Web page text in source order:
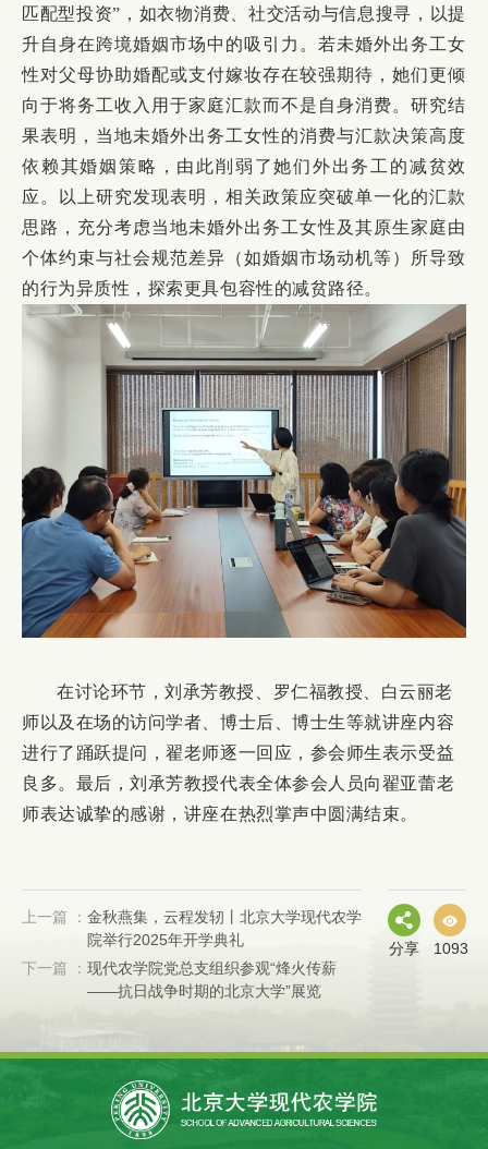
匹配型投资”，如衣物消费、社交活动与信息搜寻，以提
升自身在跨境婚姻市场中的吸引力。若未婚外出务工女
性对父母协助婚配或支付嫁妆存在较强期待，她们更倾
向于将务工收入用于家庭汇款而不是自身消费。研究结
果表明，当地未婚外出务工女性的消费与汇款决策高度
依赖其婚姻策略，由此削弱了她们外出务工的减贫效
应。以上研究发现表明，相关政策应突破单一化的汇款
思路，充分考虑当地未婚外出务工女性及其原生家庭由
个体约束与社会规范差异（如婚姻市场动机等）所导致
的行为异质性，探索更具包容性的减贫路径。
在讨论环节，刘承芳教授、罗仁福教授、白云丽老
师以及在场的访问学者、博士后、博士生等就讲座内容
进行了踊跃提问，翟老师逐一回应，参会师生表示受益
良多。最后，刘承芳教授代表全体参会人员向翟亚蕾老
师表达诚挚的感谢，讲座在热烈掌声中圆满结束。
分享 1093
上一篇 ： 金秋燕集，云程发轫丨北京大学现代农学
院举行2025年开学典礼
下一篇 ： 现代农学院党总支组织参观“烽火传薪
——抗日战争时期的北京大学”展览